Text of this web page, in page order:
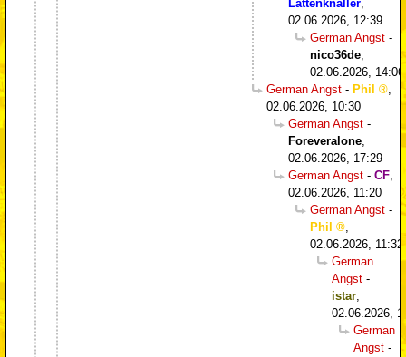
Lattenknaller,
02.06.2026, 12:39
German Angst -
nico36de,
02.06.2026, 14:06
German Angst - Phil
,
02.06.2026, 10:30
German Angst -
Foreveralone,
02.06.2026, 17:29
German Angst - CF,
02.06.2026, 11:20
German Angst -
Phil
,
02.06.2026, 11:32
German
Angst -
istar,
02.06.2026,
German
Angst -